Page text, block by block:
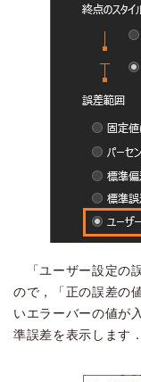
「ユーザー設定の
ので，「正の誤差の
いエラーバーの値が
準誤差を表示します．